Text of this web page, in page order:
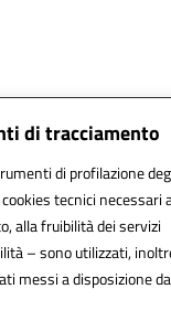
di tracciamento
di profilazione
tecnici necessari
alla fruibilità dei servizi
– sono utilizzati,
messi a disposizione